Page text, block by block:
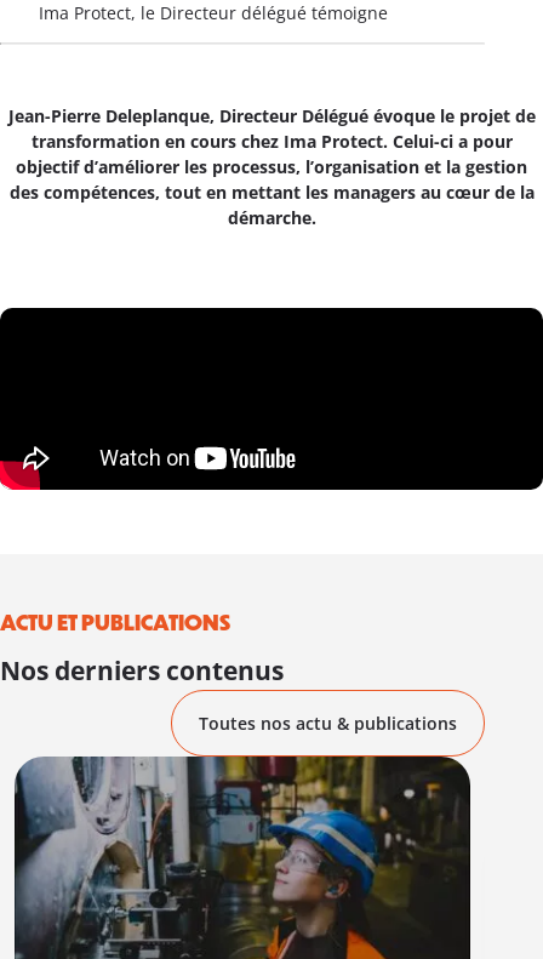
Ima Protect, le Directeur délégué témoigne
Jean-Pierre Deleplanque, Directeur Délégué évoque le projet de
transformation en cours chez Ima Protect. Celui-ci a pour
objectif d’améliorer les processus, l’organisation et la gestion
des compétences, tout en mettant les managers au cœur de la
démarche.
ACTU ET PUBLICATIONS
Nos derniers contenus
Toutes nos actu & publications